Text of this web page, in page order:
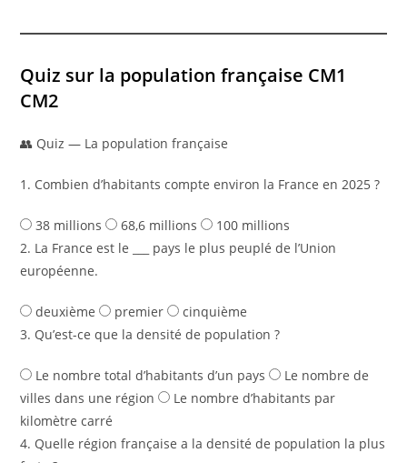
Quiz sur la population française CM1
CM2
👥 Quiz — La population française
1. Combien d’habitants compte environ la France en 2025 ?
38 millions 68,6 millions
100 millions
2. La France est le ___ pays le plus peuplé de l’Union
européenne.
deuxième premier
cinquième
3. Qu’est-ce que la densité de population ?
Le nombre total d’habitants d’un pays
Le nombre de
villes dans une région
Le nombre d’habitants par
kilomètre carré
4. Quelle région française a la densité de population la plus